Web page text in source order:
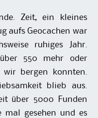
Zeit, ein kleines
aufs Geocachen war
ruhiges Jahr.
550 mehr oder
wir bergen konnten.
blieb aus.
über 5000 Funden
mal gesehen und es